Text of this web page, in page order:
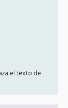
el texto de